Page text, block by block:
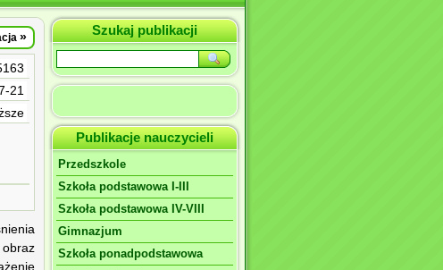
»
21
Szukaj publikacji
Publikacje nauczycieli
Przedszkole
Szkoła podstawowa I-III
Szkoła podstawowa IV-VIII
Gimnazjum
Szkoła ponadpodstawowa